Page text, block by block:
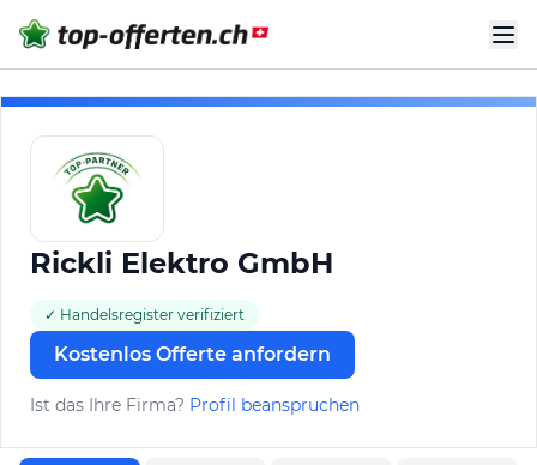
Rickli Elektro GmbH
✓ Handelsregister verifiziert
Kostenlos Offerte anfordern
Ist das Ihre Firma? Profil beanspruchen